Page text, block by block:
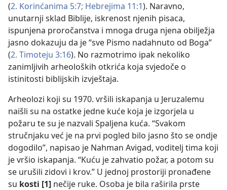
(2. Korinćanima 5:7; Hebrejima 11:1). Naravno,
unutarnji sklad Biblije, iskrenost njenih pisaca,
ispunjena proročanstva i mnoga druga njena obilježja
jasno dokazuju da je “sve Pismo nadahnuto od Boga”
(2. Timoteju 3:16). No razmotrimo ipak nekoliko
zanimljivih arheoloških otkrića koja svjedoče o
istinitosti biblijskih izvještaja.
Arheolozi koji su 1970. vršili iskapanja u Jeruzalemu
naišli su na ostatke jedne kuće koja je izgorjela u
požaru te su je nazvali Spaljena kuća. “Svakom
stručnjaku već je na prvi pogled bilo jasno što se ondje
dogodilo”, napisao je Nahman Avigad, voditelj tima koji
je vršio iskapanja. “Kuću je zahvatio požar, a potom su
se urušili zidovi i krov.” U jednoj prostoriji pronađene
su kosti [1] nečije ruke. Osoba je bila raširila prste